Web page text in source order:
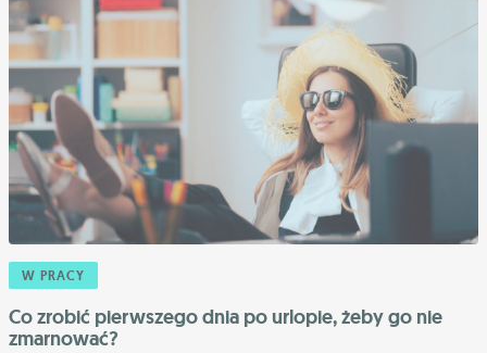
W PRACY
Co zrobić pierwszego dnia po urlopie, żeby go nie
zmarnować?